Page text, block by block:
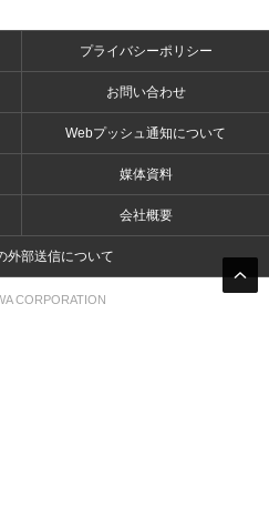
プライバシーポリシー
お問い合わせ
Webプッシュ通知について
媒体資料
会社概要
外部送信について
CORPORATION